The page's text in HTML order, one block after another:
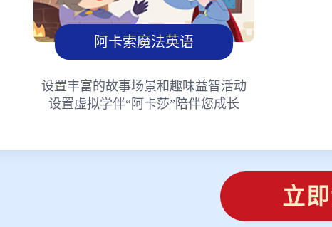
阿卡索魔法英语
设置丰富的故事场景和趣味益智活动
设置虚拟学伴“阿卡莎”陪伴您成长
立